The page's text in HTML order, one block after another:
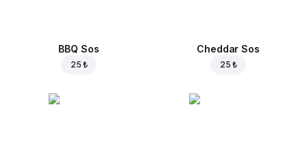
BBQ Sos
25 ₺
Cheddar Sos
25 ₺